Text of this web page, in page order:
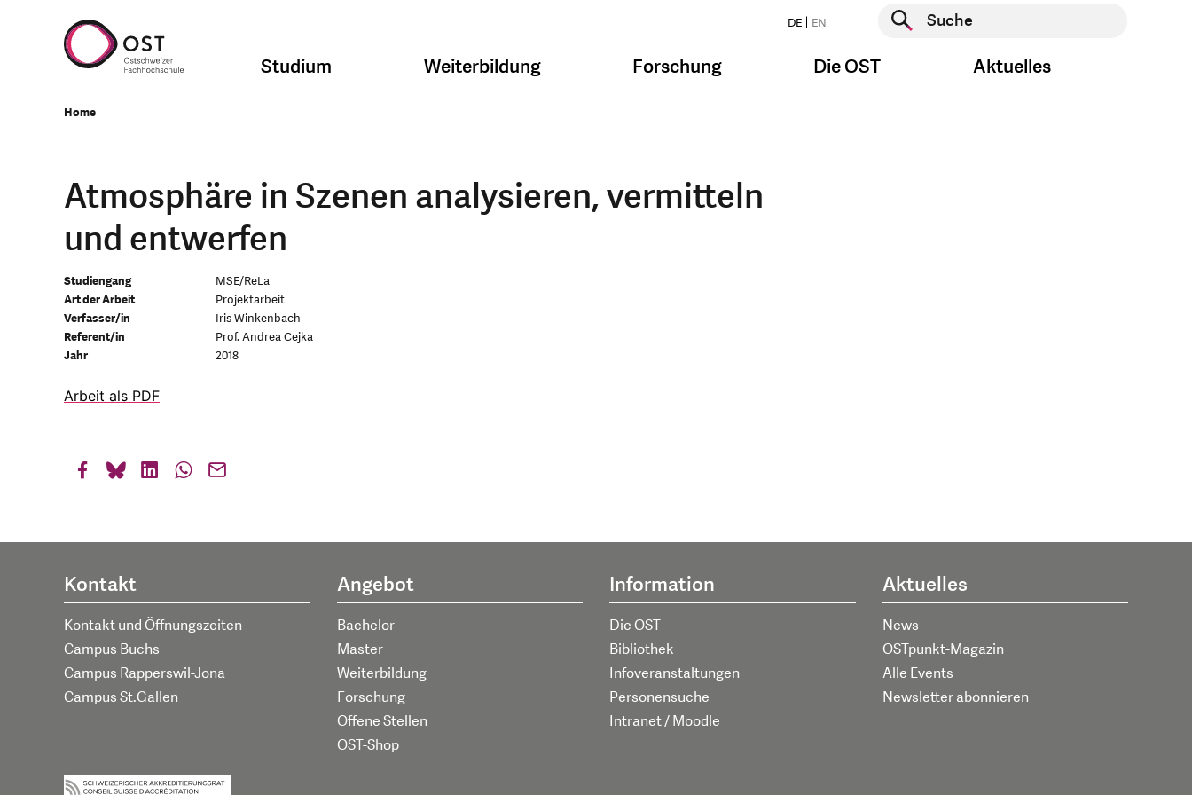
DE EN
Suche starten
Studium Weiterbildung Forschung Die OST Aktuelles
Home
Atmosphäre in Szenen analysieren, vermitteln
und entwerfen
Studiengang
MSE/ReLa
Art der Arbeit
Projektarbeit
Verfasser/in
Iris Winkenbach
Referent/in
Prof. Andrea Cejka
Jahr
2018
Arbeit als PDF
Kontakt
Kontakt und Öffnungszeiten
Campus Buchs
Campus Rapperswil-Jona
Campus St.Gallen
Angebot
Bachelor
Master
Weiterbildung
Forschung
Offene Stellen
OST-Shop
Information
Die OST
Bibliothek
Infoveranstaltungen
Personensuche
Intranet / Moodle
Aktuelles
News
OSTpunkt-Magazin
Alle Events
Newsletter abonnieren